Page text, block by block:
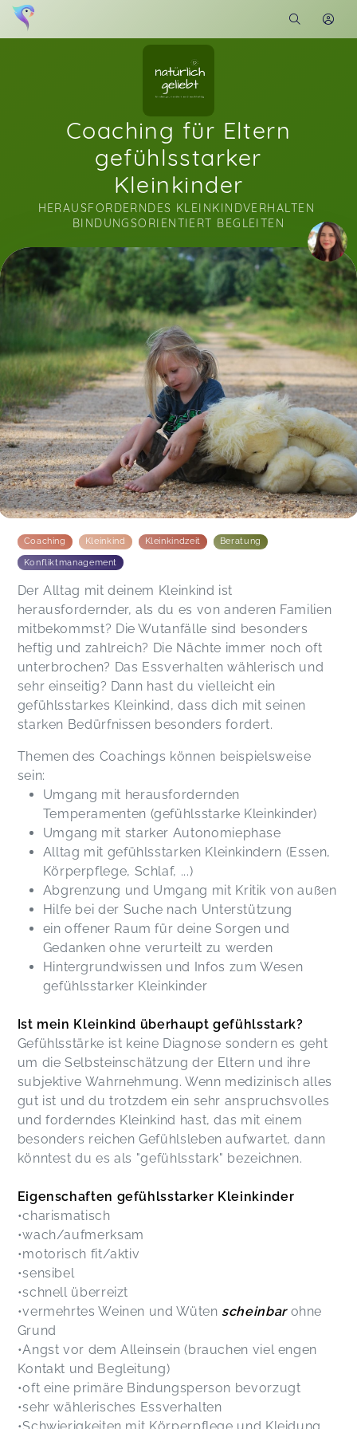
Coaching für Eltern
gefühlsstarker
Kleinkinder
HERAUSFORDERNDES KLEINKINDVERHALTEN
BINDUNGSORIENTIERT BEGLEITEN
Soon you will learn more about me here...
Coaching Kleinkind Kleinkindzeit Beratung
Konfliktmanagement
Der Alltag mit deinem Kleinkind ist
herausfordernder, als du es von anderen Familien
mitbekommst? Die Wutanfälle sind besonders
heftig und zahlreich? Die Nächte immer noch oft
unterbrochen? Das Essverhalten wählerisch und
sehr einseitig? Dann hast du vielleicht ein
gefühlsstarkes Kleinkind, dass dich mit seinen
starken Bedürfnissen besonders fordert.
Themen des Coachings können beispielsweise
sein:
Umgang mit herausfordernden
Temperamenten (gefühlsstarke Kleinkinder)
Umgang mit starker Autonomiephase
Alltag mit gefühlsstarken Kleinkindern (Essen,
Körperpflege, Schlaf, ...)
Abgrenzung und Umgang mit Kritik von außen
Hilfe bei der Suche nach Unterstützung
ein offener Raum für deine Sorgen und
Gedanken ohne verurteilt zu werden
Hintergrundwissen und Infos zum Wesen
gefühlsstarker Kleinkinder
Ist mein Kleinkind überhaupt gefühlsstark?
Gefühlsstärke ist keine Diagnose sondern es geht
um die Selbsteinschätzung der Eltern und ihre
subjektive Wahrnehmung. Wenn medizinisch alles
gut ist und du trotzdem ein sehr anspruchsvolles
und forderndes Kleinkind hast, das mit einem
besonders reichen Gefühlsleben aufwartet, dann
könntest du es als "gefühlsstark" bezeichnen.
Eigenschaften gefühlsstarker Kleinkinder
•charismatisch
•wach/aufmerksam
•motorisch fit/aktiv
•sensibel
•schnell überreizt
•vermehrtes Weinen und Wüten scheinbar ohne
Grund
•Angst vor dem Alleinsein (brauchen viel engen
Kontakt und Begleitung)
•oft eine primäre Bindungsperson bevorzugt
•sehr wählerisches Essverhalten
•Schwierigkeiten mit Körperpflege und Kleidung